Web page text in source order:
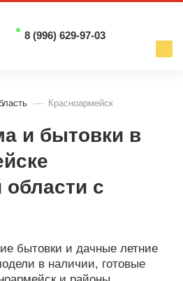
8 (996) 629-97-03
Красноармейск
и бытовки в
области с
бытовки и дачные летние
в наличии, готовые